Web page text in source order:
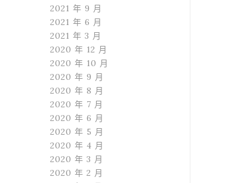
2021 年 9 月
2021 年 6 月
2021 年 3 月
2020 年 12 月
2020 年 10 月
2020 年 9 月
2020 年 8 月
2020 年 7 月
2020 年 6 月
2020 年 5 月
2020 年 4 月
2020 年 3 月
2020 年 2 月